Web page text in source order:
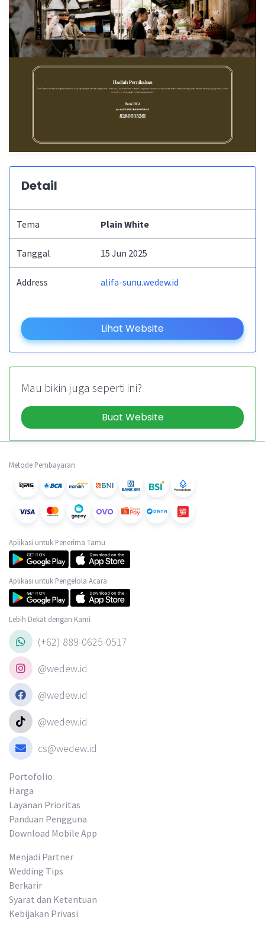
Detail
Tema Plain White
Tanggal 15 Jun 2025
Address alifa-sunu.wedew.id
Lihat Website
Mau bikin juga seperti ini?
Buat Website
Metode Pembayaran
Aplikasi untuk Penerima Tamu
Aplikasi untuk Pengelola Acara
Lebih Dekat dengan Kami
(+62) 889-0625-0517
@wedew.id
@wedew.id
@wedew.id
cs@wedew.id
Portofolio
Harga
Layanan Prioritas
Panduan Pengguna
Download Mobile App
Menjadi Partner
Wedding Tips
Berkarir
Syarat dan Ketentuan
Kebijakan Privasi